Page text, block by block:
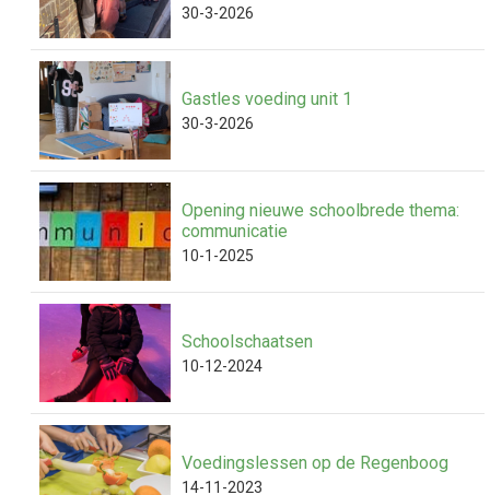
30-3-2026
Gastles voeding unit 1
30-3-2026
Opening nieuwe schoolbrede thema:
communicatie
10-1-2025
Schoolschaatsen
10-12-2024
Voedingslessen op de Regenboog
14-11-2023